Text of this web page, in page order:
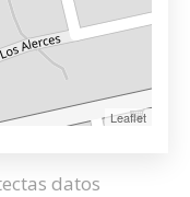
Leaflet
datos